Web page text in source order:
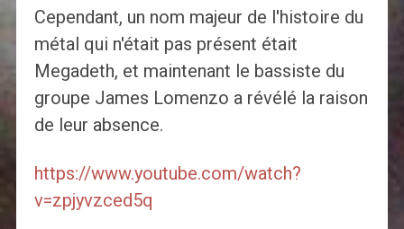
Cependant, un nom majeur de l'histoire du
métal qui n'était pas présent était
Megadeth, et maintenant le bassiste du
groupe James Lomenzo a révélé la raison
de leur absence.
https://www.youtube.com/watch?
v=zpjyvzced5q